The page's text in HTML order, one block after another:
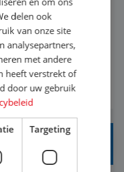
of
je klaar voor de
reis je de hele
in op de
en wat er in de
weet je
droomreis te
delen ook
van onze site
analysepartners,
met andere
heeft verstrekt of
door uw gebruik
Targeting